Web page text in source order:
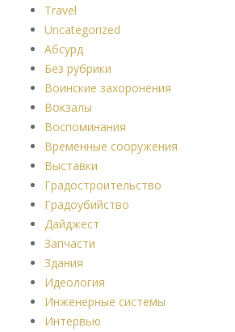
Travel
Uncategorized
Абсурд
Без рубрики
Воинские захоронения
Вокзалы
Воспоминания
Временные сооружения
Выставки
Градостроительство
Градоубийство
Дайджест
Запчасти
Здания
Идеология
Инженерные системы
Интервью